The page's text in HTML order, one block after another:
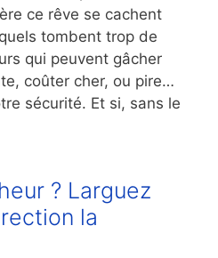
ce rêve se cachent
tombent trop de
qui peuvent gâcher
coûter cher, ou pire…
sécurité. Et si, sans le
? Larguez
la